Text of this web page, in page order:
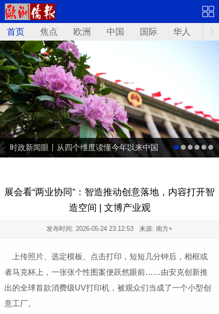
首页 焦点 欧洲 中国 国际 华人 文
时政新闻眼丨从四个维度读懂今年以来中国
展会看“两业协同”：智造推动创意落地，内容打开智
造空间 | 文博产业观
发布时间: 2026-05-24 23:12:53 来源: 南方+
上传照片、选定模板、点击打印，短短几分钟后，相框或
者马克杯上，一张张个性图案便跃然眼前……由安克创新推
出的全球首款消费级UV打印机，被观众们当成了一个小型创
意工厂。